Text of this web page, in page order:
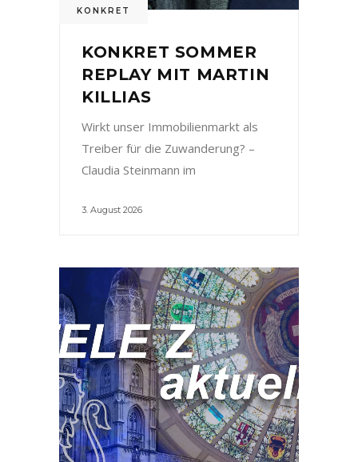
KONKRET
KONKRET SOMMER
REPLAY MIT MARTIN
KILLIAS
Wirkt unser Immobilienmarkt als
Treiber für die Zuwanderung? –
Claudia Steinmann im
3. August 2026